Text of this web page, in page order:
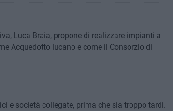
Luca Braia, propone di realizzare impianti a
Acquedotto lucano e come il Consorzio di
e società collegate, prima che sia troppo tardi.